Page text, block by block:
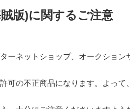
版)に関するご注意
ーネットショップ、オークション
可の不正商品になります。よって